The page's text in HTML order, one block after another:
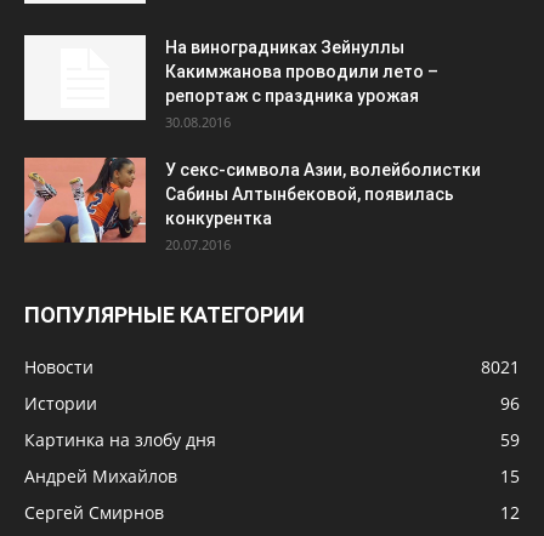
На виноградниках Зейнуллы
Какимжанова проводили лето –
репортаж с праздника урожая
30.08.2016
У секс-символа Азии, волейболистки
Сабины Алтынбековой, появилась
конкурентка
20.07.2016
ПОПУЛЯРНЫЕ КАТЕГОРИИ
Новости
8021
Истории
96
Картинка на злобу дня
59
Андрей Михайлов
15
Сергей Смирнов
12